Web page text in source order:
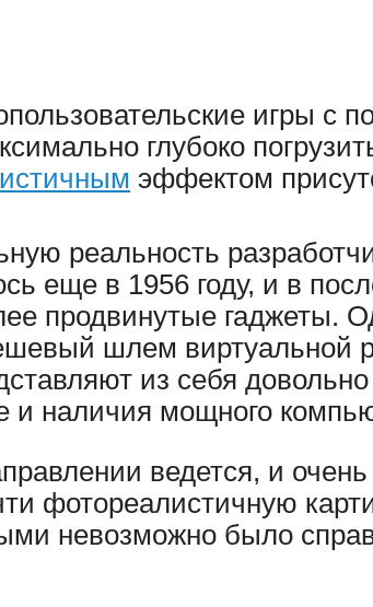
игры с
глубоко
эффектом
реальность
еще в 1956 году, и в
продвинутые гаджеты.
шлем виртуальной
из себя
и наличия мощного
ведется, и
фотореалистичную
невозможно было